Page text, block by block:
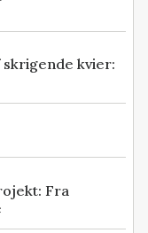
skrigende kvier:
Fra